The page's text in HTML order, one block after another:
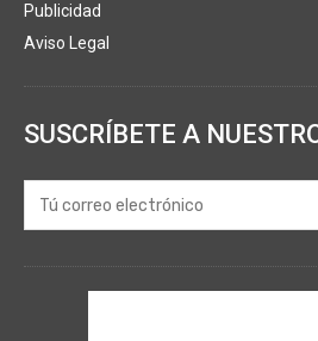
Publicidad
Aviso Legal
SUSCRÍBETE A